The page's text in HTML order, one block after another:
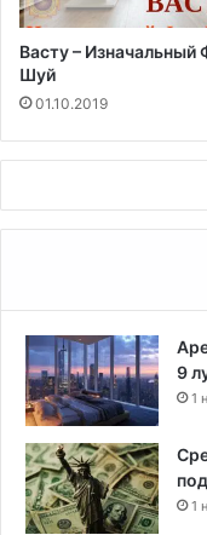
я
з
в
и
м
ю
л
я
к
а
о
ж
Васту – Изначальный
Шуй
01.10.2019
9
1
1